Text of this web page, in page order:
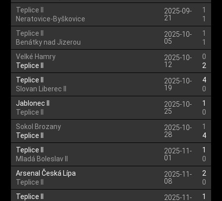
Teplice II
Neratovice-Byškovice
2025-09-
21
1
1
Teplice II
Benátky nad Jizerou
2025-10-
05
1
1
Velké Hamry
Teplice II
2025-10-
12
0
2
Teplice II
Slovan Liberec II
2025-10-
19
4
0
Jablonec II
Teplice II
2025-10-
25
1
0
Sokol Brozany
Teplice II
2025-10-
28
1
4
Teplice II
Mladá Boleslav II
2025-11-
01
1
0
Arsenal Česká Lípa
Teplice II
2025-11-
08
2
0
Teplice II
2025-11-
1